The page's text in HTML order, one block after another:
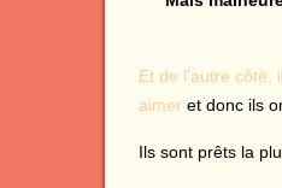
Et de l’autre
aimer et donc ils
Ils sont prêts la